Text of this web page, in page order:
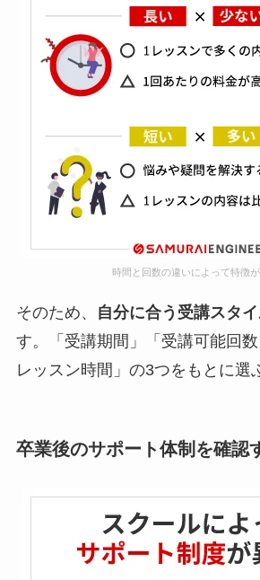
時間と回数の違いによって特徴
そのため、 自分に合う受講スタ
す。「受講期間」「受講可能回
レッスン時間」の3つをもとに選
卒業後のサポート体制を確認